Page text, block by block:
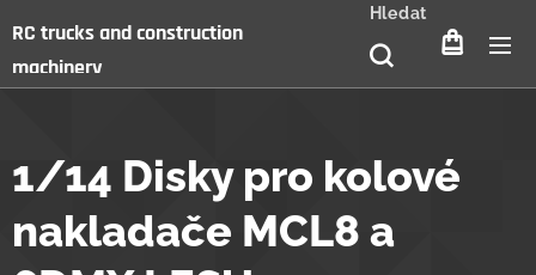
RC trucks and construction
machinery
Hledat
1/14 Disky pro kolové
nakladače MCL8 a